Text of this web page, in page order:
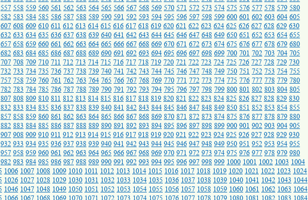
557 558 559 560 561 562 563 564 565 566 567 568 569 570 571 572 573 574 575 576 577 578 579 580
582 583 584 585 586 587 588 589 590 591 592 593 594 595 596 597 598 599 600 601 602 603 604 605
607 608 609 610 611 612 613 614 615 616 617 618 619 620 621 622 623 624 625 626 627 628 629 630
632 633 634 635 636 637 638 639 640 641 642 643 644 645 646 647 648 649 650 651 652 653 654 655
657 658 659 660 661 662 663 664 665 666 667 668 669 670 671 672 673 674 675 676 677 678 679 680
682 683 684 685 686 687 688 689 690 691 692 693 694 695 696 697 698 699 700 701 702 703 704 705
707 708 709 710 711 712 713 714 715 716 717 718 719 720 721 722 723 724 725 726 727 728 729 730
732 733 734 735 736 737 738 739 740 741 742 743 744 745 746 747 748 749 750 751 752 753 754 755
757 758 759 760 761 762 763 764 765 766 767 768 769 770 771 772 773 774 775 776 777 778 779 780
782 783 784 785 786 787 788 789 790 791 792 793 794 795 796 797 798 799 800 801 802 803 804 805
807 808 809 810 811 812 813 814 815 816 817 818 819 820 821 822 823 824 825 826 827 828 829 830
832 833 834 835 836 837 838 839 840 841 842 843 844 845 846 847 848 849 850 851 852 853 854 855
857 858 859 860 861 862 863 864 865 866 867 868 869 870 871 872 873 874 875 876 877 878 879 880
882 883 884 885 886 887 888 889 890 891 892 893 894 895 896 897 898 899 900 901 902 903 904 905
907 908 909 910 911 912 913 914 915 916 917 918 919 920 921 922 923 924 925 926 927 928 929 930
932 933 934 935 936 937 938 939 940 941 942 943 944 945 946 947 948 949 950 951 952 953 954 955
957 958 959 960 961 962 963 964 965 966 967 968 969 970 971 972 973 974 975 976 977 978 979 980
982 983 984 985 986 987 988 989 990 991 992 993 994 995 996 997 998 999 1000 1001 1002 1003 1004
1006 1007 1008 1009 1010 1011 1012 1013 1014 1015 1016 1017 1018 1019 1020 1021 1022 1023 1024
1026 1027 1028 1029 1030 1031 1032 1033 1034 1035 1036 1037 1038 1039 1040 1041 1042 1043 1044
1046 1047 1048 1049 1050 1051 1052 1053 1054 1055 1056 1057 1058 1059 1060 1061 1062 1063 1064
1066 1067 1068 1069 1070 1071 1072 1073 1074 1075 1076 1077 1078 1079 1080 1081 1082 1083 1084